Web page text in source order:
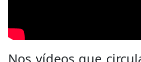
Nos vídeos que